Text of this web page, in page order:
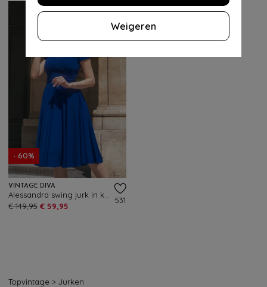
Weigeren
- 60%
VINTAGE DIVA
€ 149,95 € 59,95
531
Topvintage > Jurken